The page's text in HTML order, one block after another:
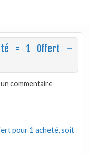
= 1 Offert –
commentaire
pour 1 acheté, soit